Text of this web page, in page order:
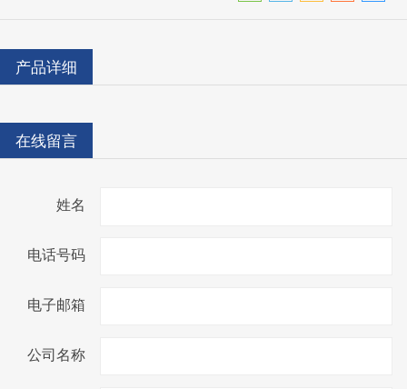
产品详细
在线留言
姓名
电话号码
电子邮箱
公司名称